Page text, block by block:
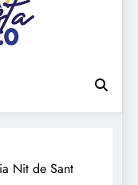
festa 2.0
Nit de Sant